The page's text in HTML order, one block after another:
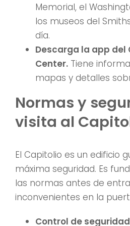
Memorial, el
los museos del
día.
Descarga la app del
Center. Tiene
mapas y detalles
Normas y
visita al
El Capitolio es un edificio
máxima seguridad. Es
las normas antes de
inconvenientes en la
Control de